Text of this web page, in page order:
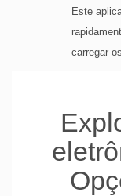
Este
carregar